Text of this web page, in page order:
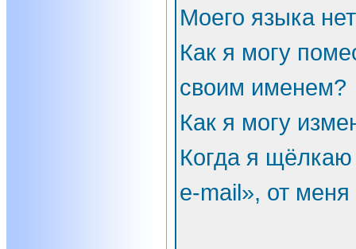
Моего языка
Как я могу
своим именем?
Как я могу
Когда я
e-mail», от